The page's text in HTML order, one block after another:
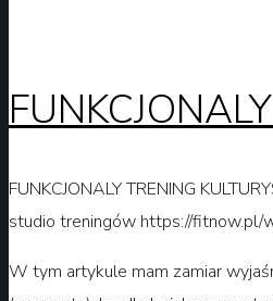
FUNKCJONALY TRENING
studio treningów https://fitnow.pl/
W tym artykule mam zamiar